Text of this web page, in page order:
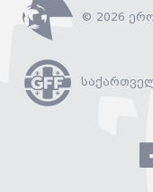
© 2026